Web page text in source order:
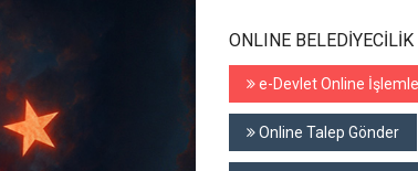
ONLINE BELEDİYECİLİK
e-Devlet Online
Online Talep Gönder